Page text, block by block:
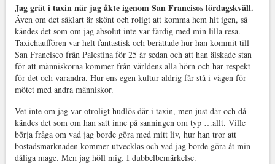
Jag grät i taxin när jag åkte igenom San Francisos lördagskväll.
Även om det såklart är skönt och roligt att komma hem hit igen, så
kändes det som om jag absolut inte var färdig med min lilla resa.
Taxichauffören var helt fantastisk och berättade hur han kommit till
San Francisco från Palestina för 25 år sedan och att han älskade stan
för att människorna kommer från världens alla hörn och har respekt
för det och varandra. Hur ens egen kultur aldrig får stå i vägen för
mötet med andra människor.
Vet inte om jag var otroligt hudlös där i taxin, men just där och då
kändes det som om han satt inne på sanningen om typ …allt. Ville
börja fråga om vad jag borde göra med mitt liv, hur han tror att
bostadsmarknaden kommer utvecklas och vad jag borde göra åt min
dåliga mage. Men jag höll mig. I dubbelbemärkelse.